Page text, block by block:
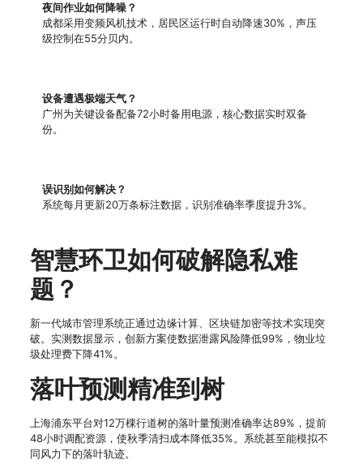
夜间作业如何降噪？
成都采用变频风机技术，居民区运行时自动降速30%，声压
级控制在55分贝内。
设备遭遇极端天气？
广州为关键设备配备72小时备用电源，核心数据实时双备
份。
误识别如何解决？
系统每月更新20万条标注数据，识别准确率季度提升3%。
智慧环卫如何破解隐私难
题？
新一代城市管理系统正通过边缘计算、区块链加密等技术实现突
破。实测数据显示，创新方案使数据泄露风险降低99%，物业垃
圾处理费下降41%。
落叶预测精准到树
上海浦东平台对12万棵行道树的落叶量预测准确率达89%，提前
48小时调配资源，使秋季清扫成本降低35%。系统甚至能模拟不
同风力下的落叶轨迹。